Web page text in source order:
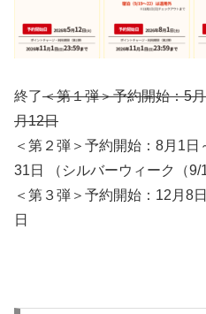
終了＜第１弾＞予約開始：5
月12日
＜第２弾＞予約開始：8月1
31日 （シルバーウィーク
（
＜第３弾＞予約開始：12月
日